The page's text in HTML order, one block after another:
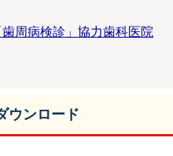
周病検診」協力歯科医院
ウンロード